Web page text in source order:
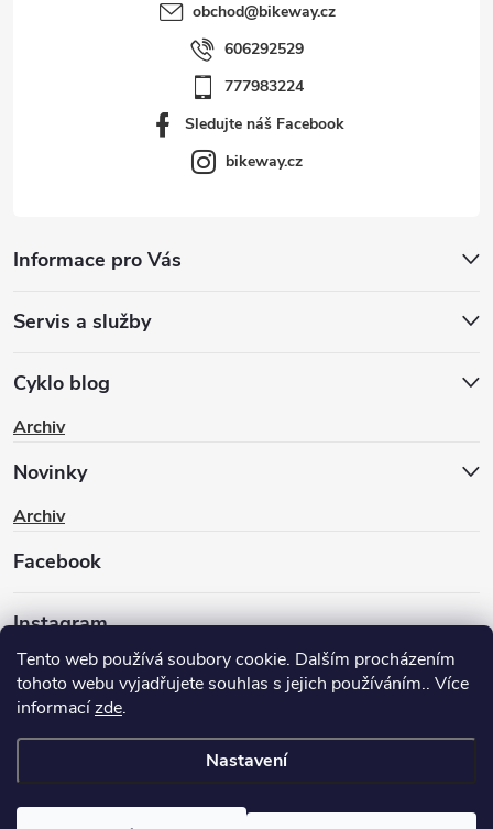
Tento web používá soubory cookie. Dalším procházením
tohoto webu vyjadřujete souhlas s jejich používáním.. Více
informacízde.
Nastavení
obchod@bikeway.cz
606292529
777983224
Sledujte náš Facebook
bikeway.cz
Informace pro Vás
Servis a služby
Cyklo blog
Archiv
Novinky
Archiv
Facebook
Instagram
nastavení cookies